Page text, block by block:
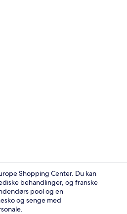
Shopping Center. Du kan
behandlinger, og franske
pool og en
og senge med